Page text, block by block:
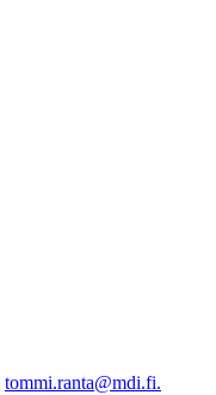
tommi.ranta@mdi.fi.